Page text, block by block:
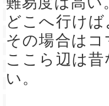
どこへ行け
その場合は
ここら辺は
い。